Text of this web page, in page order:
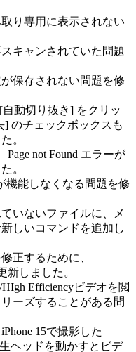
り専用に表示されない
キャンされていた問題
保存されない問題を修
動切り抜き] をクリッ
のチェックボックスも
。
not Found エラーが
。
機能しなくなる問題を修
いないファイルに、メ
しいコマンドを追加し
正するために、
新しました。
Efficiencyビデオを閲
ーズすることがある問
15で撮影した
ヘッドを動かすとビデ